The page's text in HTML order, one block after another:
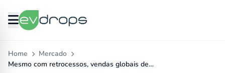
Home
Mercado
Mesmo com retrocessos, vendas globais de…